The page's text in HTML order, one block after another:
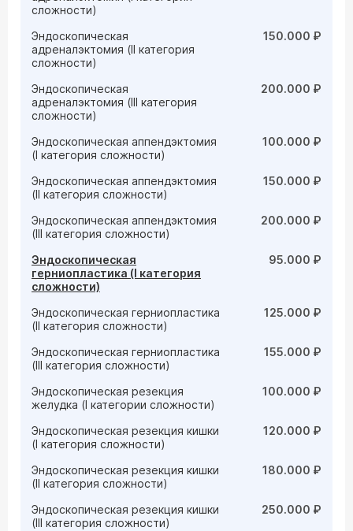
сложности)
Эндоскопическая
адреналэктомия (II категория
сложности)
150.000 ₽
Эндоскопическая
адреналэктомия (III категория
сложности)
200.000 ₽
Эндоскопическая аппендэктомия
(I категория сложности)
100.000 ₽
Эндоскопическая аппендэктомия
(II категория сложности)
150.000 ₽
Эндоскопическая аппендэктомия
(III категория сложности)
200.000 ₽
Эндоскопическая
герниопластика (I категория
сложности)
95.000 ₽
Эндоскопическая герниопластика
(II категория сложности)
125.000 ₽
Эндоскопическая герниопластика
(III категория сложности)
155.000 ₽
Эндоскопическая резекция
желудка (I категории сложности)
100.000 ₽
Эндоскопическая резекция кишки
(I категория сложности)
120.000 ₽
Эндоскопическая резекция кишки
(II категория сложности)
180.000 ₽
Эндоскопическая резекция кишки
(III категория сложности)
250.000 ₽